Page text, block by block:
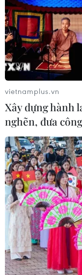
vietnamplus.vn
Xây dựng hành
nghẽn, đưa